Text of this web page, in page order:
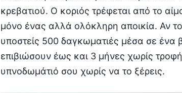
κρεβατιού. Ο κοριός τρέφεται από το
μόνο ένας αλλά ολόκληρη αποικία. Αν
υποστείς 500 δαγκωματιές μέσα σε ένα
επιβιώσουν έως και 3 μήνες χωρίς
υπνοδωμάτιό σου χωρίς να το ξέρεις.